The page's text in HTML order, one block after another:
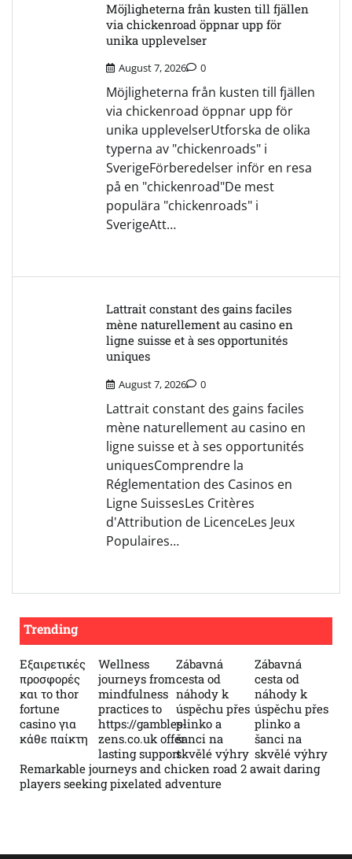
Möjligheterna från kusten till fjällen
via chickenroad öppnar upp för
unika upplevelser
August 7, 2026 0
Möjligheterna från kusten till fjällen
via chickenroad öppnar upp för
unika upplevelserUtforska de olika
typerna av "chickenroads" i
SverigeFörberedelser inför en resa
på en "chickenroad"De mest
populära "chickenroads" i
SverigeAtt…
Lattrait constant des gains faciles
mène naturellement au casino en
ligne suisse et à ses opportunités
uniques
August 7, 2026 0
Lattrait constant des gains faciles
mène naturellement au casino en
ligne suisse et à ses opportunités
uniquesComprendre la
Réglementation des Casinos en
Ligne SuissesLes Critères
d'Attribution de LicenceLes Jeux
Populaires…
Trending
Εξαιρετικές
προσφορές
και το thor
fortune
casino για
κάθε παίκτη
Wellness
journeys from
mindfulness
practices to
https://gambles-
zens.co.uk offer
lasting support
Zábavná
cesta od
náhody k
úspěchu přes
plinko a
šanci na
skvělé výhry
Zábavná
cesta od
náhody k
úspěchu přes
plinko a
šanci na
skvělé výhry
Remarkable journeys and chicken road 2 await daring
players seeking pixelated adventure